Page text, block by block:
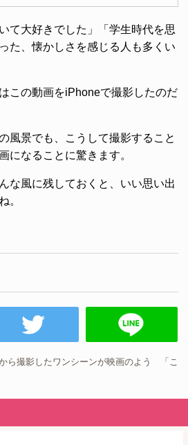
て大好きでした」「学生時代を思
た、懐かしさを感じる人も多くい
この動画をiPhoneで撮影したのだ
風景でも、こうして撮影すること
になることに驚きます。
な風に残しておくと、いい思い出
。
から撮影したワンシーンが映画のよう 「こ